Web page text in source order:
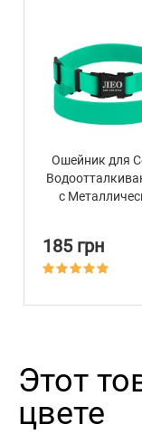
Ошейник для
с
185 грн
Этот
цвете